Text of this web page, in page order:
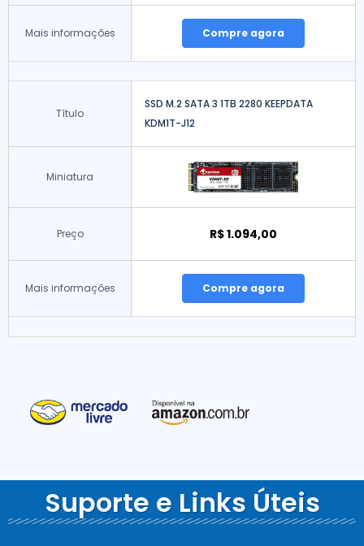
Mais informações Compre agora
Título
SSD M.2 SATA 3 1TB 2280 KEEPDATA
KDM1T-J12
Miniatura
Preço R$ 1.094,00
Mais informações Compre agora
Suporte e Links Úteis